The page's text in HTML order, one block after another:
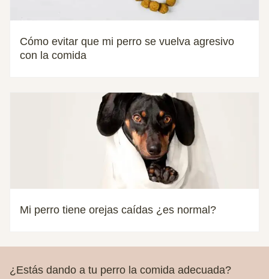
Cómo evitar que mi perro se vuelva agresivo
con la comida
Mi perro tiene orejas caídas ¿es normal?
¿Estás dando a tu perro la comida adecuada?